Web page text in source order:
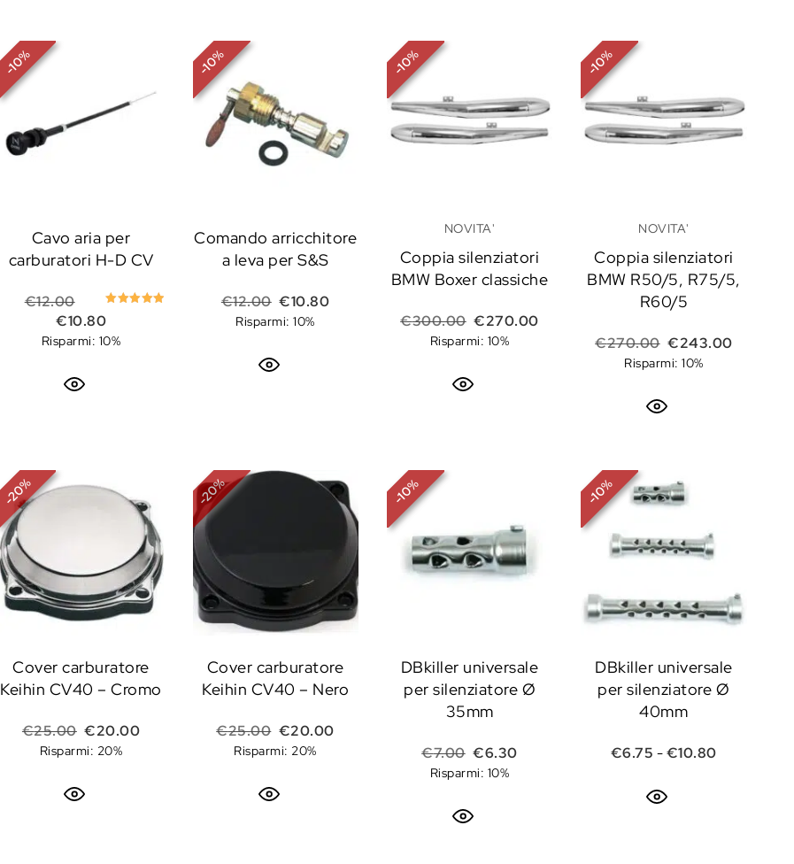
-
10
%
Cavo aria per
carburatori H-D CV
€12.00
Il prezzo originale era: €12.00.
€10.80Il prezzo attuale è: €10.80.
Risparmi: 10%
-
10
%
Comando arricchitore
a leva per S&S
€12.00 Il prezzo originale era: €12.00.
€10.80Il prezzo attuale è: €10.80.
Risparmi: 10%
-
10
%
NOVITA'
Coppia silenziatori
BMW Boxer classiche
€300.00 Il prezzo originale era: €300.00.
€270.00Il prezzo attuale è: €270.00.
Risparmi: 10%
-
10
%
NOVITA'
Coppia silenziatori
BMW R50/5, R75/5,
R60/5
€270.00 Il prezzo originale
€243.00Il prezzo
Risparmi: 10%
-
20
%
Cover carburatore
Keihin CV40 – Cromo
€25.00 Il prezzo originale era: €25.00.
€20.00Il prezzo attuale è: €20.00.
Risparmi: 20%
-
20
%
Cover carburatore
Keihin CV40 – Nero
€25.00 Il prezzo originale era: €25.00.
€20.00Il prezzo attuale è: €20.00.
Risparmi: 20%
-
10
%
DBkiller universale
per silenziatore Ø
35mm
€7.00 Il prezzo originale era: €7.00.
€6.30Il prezzo attuale è: €6.30.
Risparmi: 10%
-
10
%
DBkiller universale
per silenziatore Ø
40mm
€6.75 -€10.80Fascia di